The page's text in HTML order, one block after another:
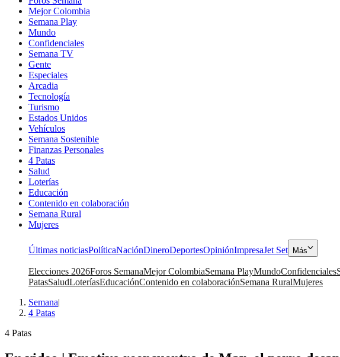
Mejor Colombia
Semana Play
Mundo
Confidenciales
Semana TV
Gente
Especiales
Arcadia
Tecnología
Turismo
Estados Unidos
Vehículos
Semana Sostenible
Finanzas Personales
4 Patas
Salud
Loterías
Educación
Contenido en colaboración
Semana Rural
Mujeres
Últimas noticiasPolíticaNaciónDineroDeportesOpiniónImpresaJet Set Más
Elecciones 2026Foros SemanaMejor ColombiaSemana PlayMundoConfidenciales
PatasSaludLoteríasEducaciónContenido en colaboraciónSemana RuralMujeres
Semana|
4 Patas
4 Patas